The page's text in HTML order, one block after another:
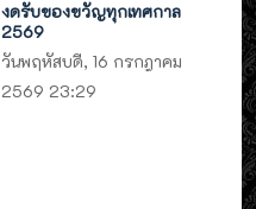
งดรับของขวัญทุกเทศกาล
2569
วันพฤหัสบดี, 16 กรกฎาคม
2569 23:29